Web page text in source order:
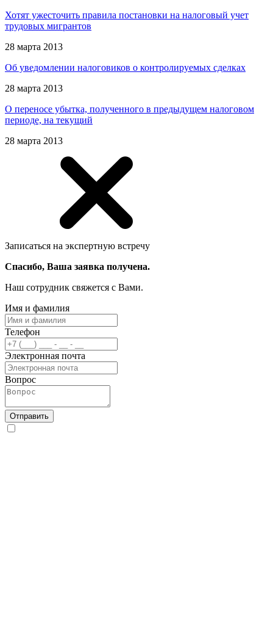
Хотят ужесточить правила постановки на налоговый учет
трудовых мигрантов
28 марта 2013
Об уведомлении налоговиков о контролируемых сделках
28 марта 2013
О переносе убытка, полученного в предыдущем налоговом
периоде, на текущий
28 марта 2013
Записаться на экспертную встречу
Спасибо, Ваша заявка получена.
Наш сотрудник свяжется с Вами.
Имя и фамилия
Телефон
Электронная почта
Вопрос
Отправить